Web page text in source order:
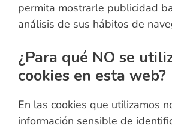
permita mostrarle publicidad
análisis de sus hábitos de
¿Para qué NO se
cookies en esta web?
En las cookies que utilizamos
información sensible de